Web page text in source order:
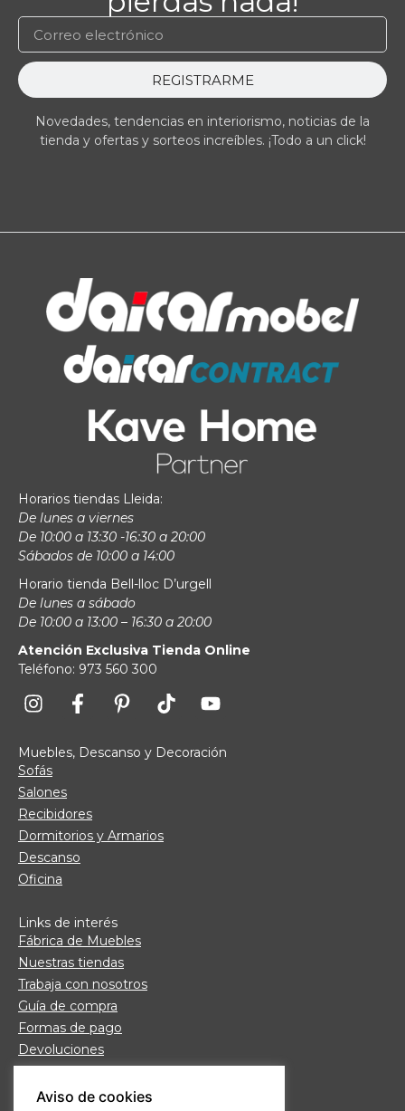
REGISTRARME
Novedades, tendencias en interiorismo, noticias de la
tienda y ofertas y sorteos increíbles. ¡Todo a un click!
Horarios tiendas Lleida:
De lunes a viernes
De 10:00 a 13:30 -16:30 a 20:00
Sábados de 10:00 a 14:00
Horario tienda Bell-lloc D’urgell
De lunes a sábado
De 10:00 a 13:00 – 16:30 a 20:00
Atención Exclusiva Tienda Online
Teléfono: 973 560 300
Muebles, Descanso y Decoración
Sofás
Salones
Recibidores
Dormitorios y Armarios
Descanso
Oficina
Links de interés
Fábrica de Muebles
Nuestras tiendas
Trabaja con nosotros
Guía de compra
Formas de pago
Devoluciones
Garantía Daicar
Preguntas frecuentes
Aviso de cookies